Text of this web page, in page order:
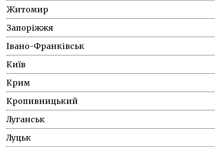
Житомир
Запоріжжя
Івано-Франківськ
Київ
Крим
Кропивницький
Луганськ
Луцьк